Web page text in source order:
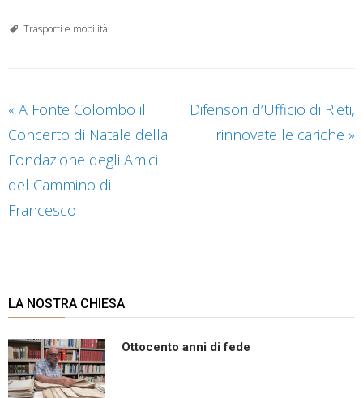
Trasporti e mobilità
« A Fonte Colombo il
Concerto di Natale della
Fondazione degli Amici
del Cammino di
Francesco
Difensori d’Ufficio di Rieti,
rinnovate le cariche »
LA NOSTRA CHIESA
Ottocento anni di fede